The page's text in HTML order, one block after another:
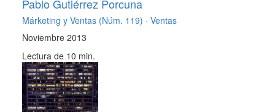
Pablo Gutiérrez Porcuna
Márketing y Ventas (Núm. 119) · Ventas
Noviembre 2013
Lectura de 10 min.